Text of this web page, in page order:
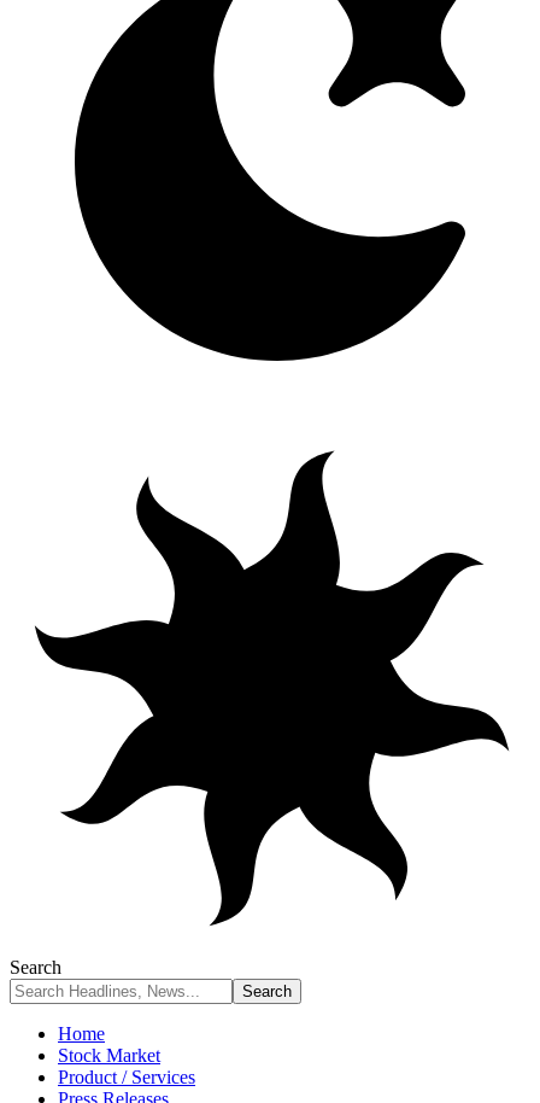
Search
Home
Stock Market
Product / Services
Press Releases